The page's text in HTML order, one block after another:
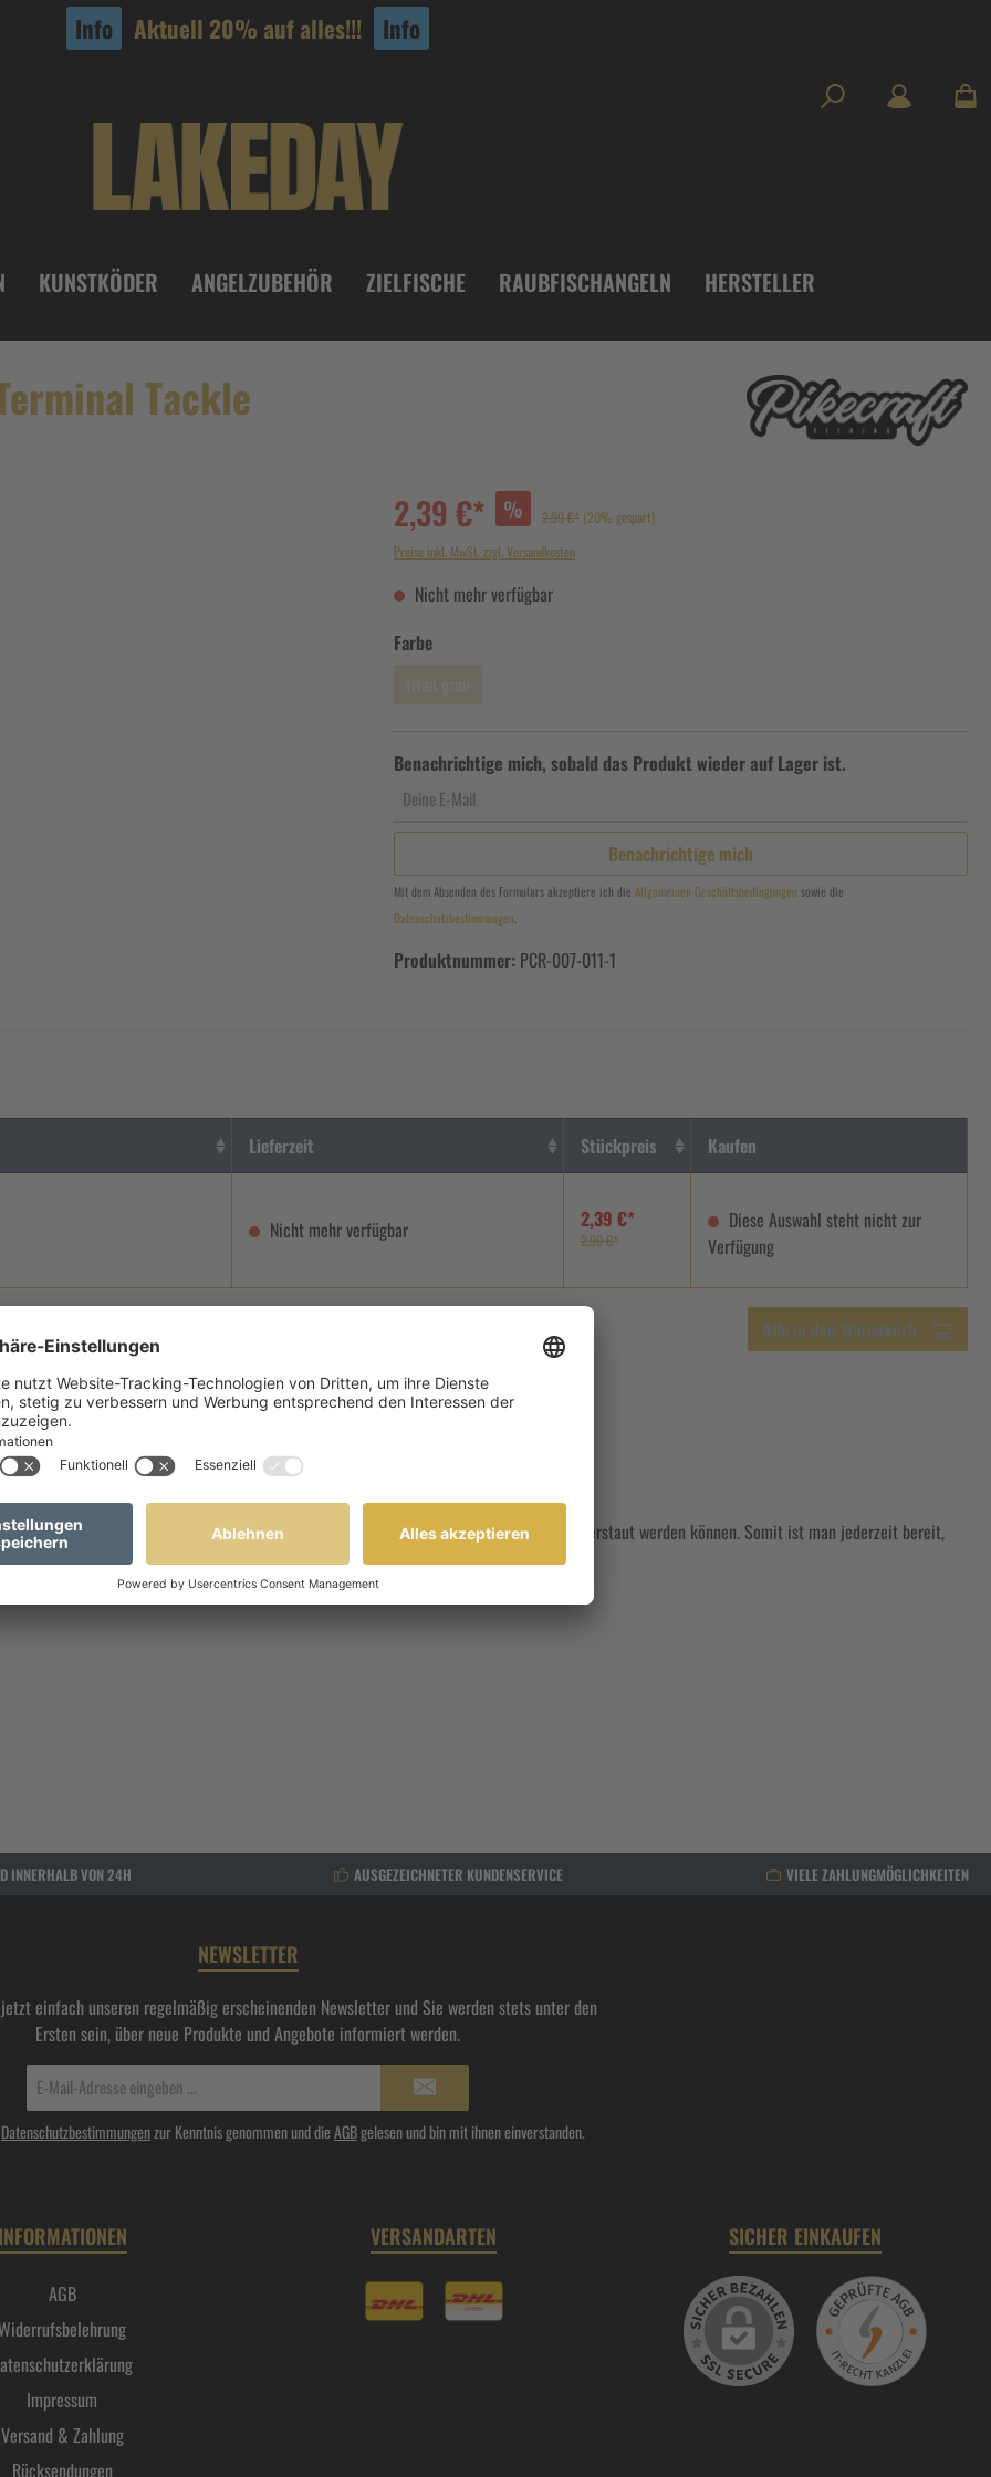
Info Aktuell 20% auf alles!!! Info
KUNSTKÖDER ANGELZUBEHÖR ZIELFISCHE RAUBFISCHANGELN HERSTELLER
Tackle
2,39 €* % 2,99 €* (20% gespart)
Preise inkl. MwSt. zzgl. Versandkosten
Nicht mehr verfügbar
Farbe
Benachrichtige mich, sobald das Produkt wieder auf Lager ist.
Benachrichtige mich
Mit dem Absenden des Formulars akzeptiere ich die Allgemeinen Geschäftsbedingungen sowie die
Datenschutzbestimmungen
Produktnummer: PCR-007-011-1
Lieferzeit Stückpreis Kaufen
Nicht mehr verfügbar 2,39 €*
2,99 €*
Diese Auswahl steht nicht zur
Verfügung
Alle in den Warenkorb
To Go Terminal Tackle"
am Kajak, Rucksack, Gürtellasche, Bellyboot, Boot etc. sicher und schnell griffbereit verstaut werden können. Somit ist man jederzeit bereit,
griffbereit.
INNERHALB VON 24H AUSGEZEICHNETER KUNDENSERVICE VIELE ZAHLUNGMÖGLICHKEITEN
NEWSLETTER
einfach unseren regelmäßig erscheinenden Newsletter und Sie werden stets unter den
Ersten sein, über neue Produkte und Angebote informiert werden.
Adresse*
Datenschutzbestimmungenzur Kenntnis genommen und dieAGBgelesen und bin mit ihnen einverstanden.
AGB
Impressum
Versand & Zahlung
Rücksendungen
VERSANDARTEN SICHER EINKAUFEN